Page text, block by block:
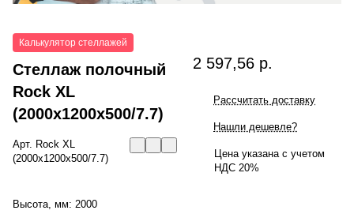
Калькулятор стеллажей
Стеллаж полочный
Rock XL
(2000x1200x500/7.7)
Арт. Rock XL
(2000x1200x500/7.7)
Высота, мм: 2000
2 597,56 р.
Рассчитать доставку
Нашли дешевле?
Цена указана с учетом
НДС 20%